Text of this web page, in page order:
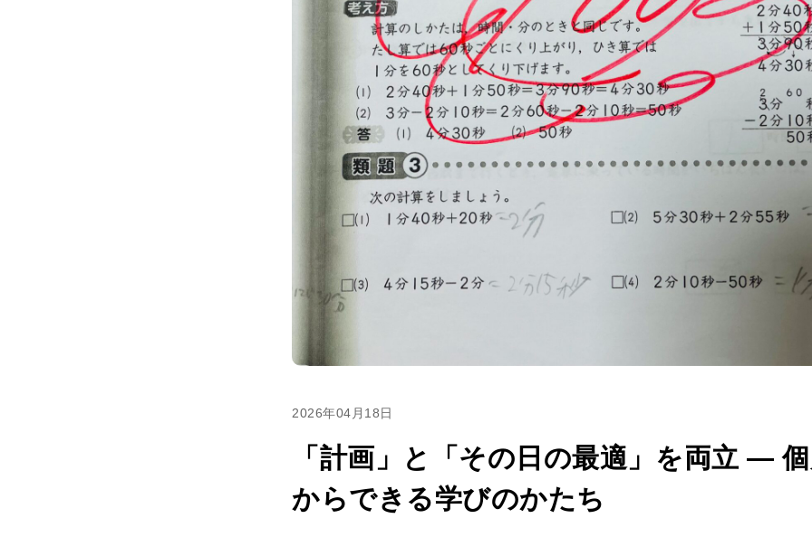
2026年04月18日
「計画」と「その日の最適」を両立 ―
からできる学びのかたち